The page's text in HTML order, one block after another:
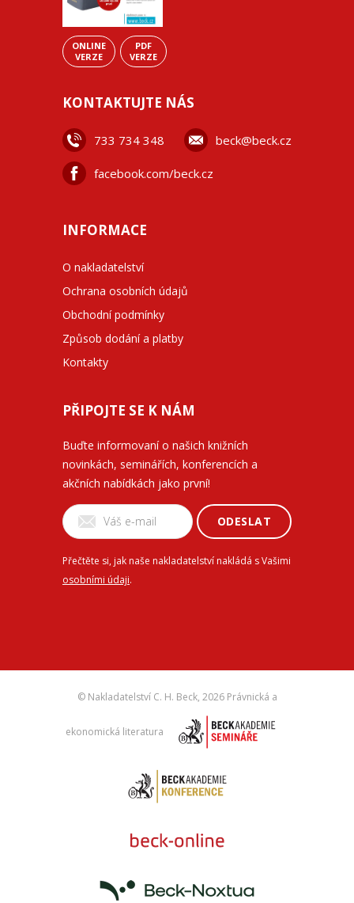
ONLINE
VERZE
PDF
VERZE
KONTAKTUJTE NÁS
733 734 348 beck@beck.cz
facebook.com/beck.cz
INFORMACE
O nakladatelství
Ochrana osobních údajů
Obchodní podmínky
Způsob dodání a platby
Kontakty
PŘIPOJTE SE K NÁM
Buďte informovaní o našich knižních
novinkách, seminářích, konferencích a
akčních nabídkách jako první!
ODESLAT
Přečtěte si, jak naše nakladatelství nakládá s Vašimi
osobními údaji.
© Nakladatelství C. H. Beck, 2026 Právnická a
ekonomická literatura